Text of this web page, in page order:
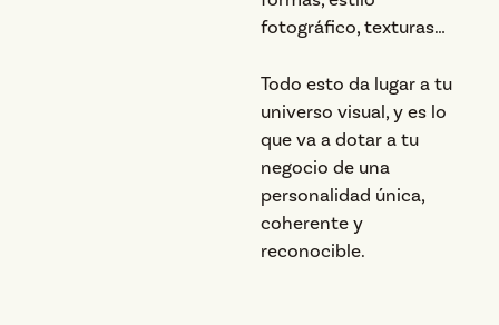
fotográfico, texturas…
Todo esto da lugar a tu
universo visual, y es lo
que va a dotar a tu
negocio de una
personalidad única,
coherente y
reconocible.